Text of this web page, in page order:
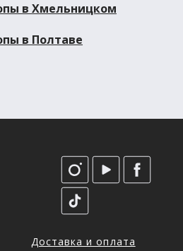
в Хмельницком
в Полтаве
Доставка и оплата